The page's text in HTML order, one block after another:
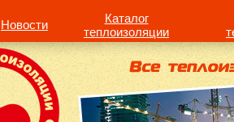
Новости
Каталог
теплоизоляции